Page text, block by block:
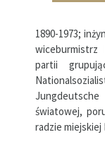
1890-1973;
partii
światowej,
radzie miejskiej